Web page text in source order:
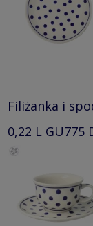
Filiżanka i
0,22 L GU775